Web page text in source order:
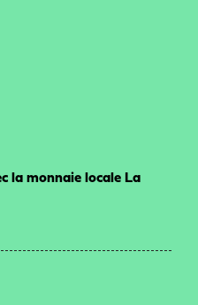
la monnaie locale La